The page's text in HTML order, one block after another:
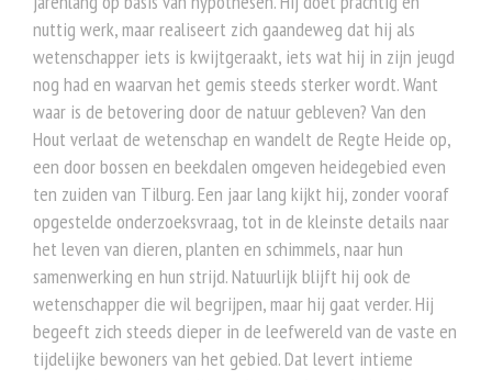
nuttig werk, maar realiseert zich gaandeweg dat hij als
wetenschapper iets is kwijtgeraakt, iets wat hij in zijn jeugd
nog had en waarvan het gemis steeds sterker wordt. Want
waar is de betovering door de natuur gebleven? Van den
Hout verlaat de wetenschap en wandelt de Regte Heide op,
een door bossen en beekdalen omgeven heidegebied even
ten zuiden van Tilburg. Een jaar lang kijkt hij, zonder vooraf
opgestelde onderzoeksvraag, tot in de kleinste details naar
het leven van dieren, planten en schimmels, naar hun
samenwerking en hun strijd. Natuurlijk blijft hij ook de
wetenschapper die wil begrijpen, maar hij gaat verder. Hij
begeeft zich steeds dieper in de leefwereld van de vaste en
tijdelijke bewoners van het gebied. Dat levert intieme